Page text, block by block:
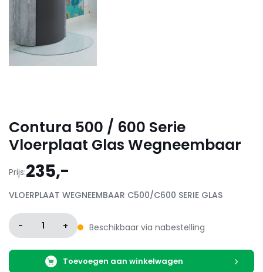
Contura 500 / 600 Serie
Vloerplaat Glas Wegneembaar
Prijs:235,-
VLOERPLAAT WEGNEEMBAAR C500/C600 SERIE GLAS
- 1 + Beschikbaar via nabestelling
Toevoegen aan winkelwagen